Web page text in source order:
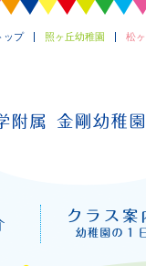
ップ 照ヶ丘幼稚園 松